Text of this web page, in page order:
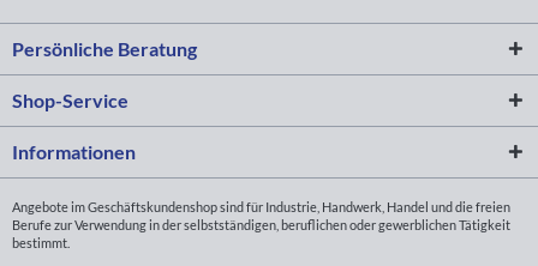
Persönliche Beratung
Shop-Service
Informationen
Angebote im Geschäftskundenshop sind für Industrie, Handwerk, Handel und die freien
Berufe zur Verwendung in der selbstständigen, beruflichen oder gewerblichen Tätigkeit
bestimmt.